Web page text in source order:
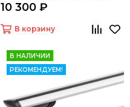
серые, 1,2м)
10 300 ₽
В корзину
В НАЛИЧИИ
РЕКОМЕНДУЕМ!